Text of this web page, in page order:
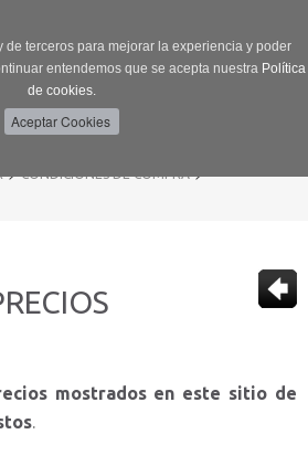
de terceros para mejorar la experiencia y poder
entendemos que se acepta nuestra Política
de cookies.
>CONDICIONES DE COMPRA>
en este sitio de
.